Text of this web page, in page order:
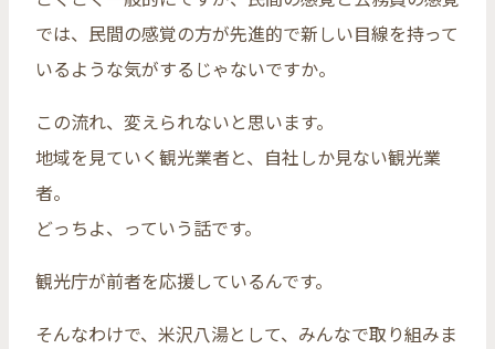
では、民間の感覚の方が先進的で新しい目線を持って
いるような気がするじゃないですか。
この流れ、変えられないと思います。
地域を見ていく観光業者と、自社しか見ない観光業
者。
どっちよ、っていう話です。
観光庁が前者を応援しているんです。
そんなわけで、米沢八湯として、みんなで取り組みま